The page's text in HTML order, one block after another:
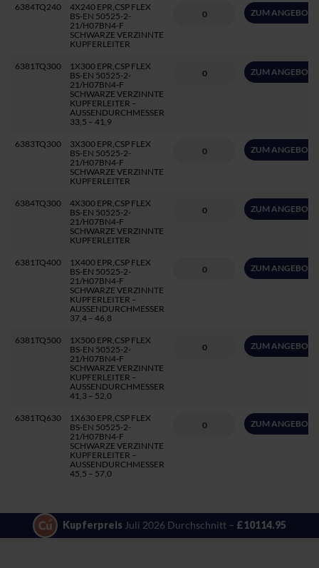
6384TQ240
4X240 EPR,CSP FLEX
BS-EN 50525-2-
21/H07BN4-F
SCHWARZE VERZINNTE
KUPFERLEITER
ZUM ANGEBOT
6381TQ300
1X300 EPR,CSP FLEX
BS-EN 50525-2-
21/H07BN4-F
SCHWARZE VERZINNTE
KUPFERLEITER –
AUSSENDURCHMESSER
33,5 – 41,9
ZUM ANGEBOT
6383TQ300
3X300 EPR,CSP FLEX
BS-EN 50525-2-
21/H07BN4-F
SCHWARZE VERZINNTE
KUPFERLEITER
ZUM ANGEBOT
6384TQ300
4X300 EPR,CSP FLEX
BS-EN 50525-2-
21/H07BN4-F
SCHWARZE VERZINNTE
KUPFERLEITER
ZUM ANGEBOT
6381TQ400
1X400 EPR,CSP FLEX
BS-EN 50525-2-
21/H07BN4-F
SCHWARZE VERZINNTE
KUPFERLEITER –
AUSSENDURCHMESSER
37,4 – 46,8
ZUM ANGEBOT
6381TQ500
1X500 EPR,CSP FLEX
BS-EN 50525-2-
21/H07BN4-F
SCHWARZE VERZINNTE
KUPFERLEITER –
AUSSENDURCHMESSER
41,3 – 52,0
ZUM ANGEBOT
6381TQ630
1X630 EPR,CSP FLEX
BS-EN 50525-2-
21/H07BN4-F
SCHWARZE VERZINNTE
KUPFERLEITER –
AUSSENDURCHMESSER
45,5 – 57,0
ZUM ANGEBOT
Kupferpreis Juli 2026 Durchschnitt – £10114.95